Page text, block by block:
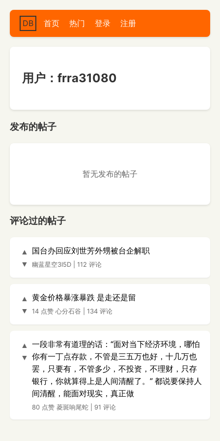
DB 首页 热门 登录 注册
用户：frra31080
发布的帖子
暂无发布的帖子
评论过的帖子
▲
▼
国台办回应刘世芳外甥被台企解职
幽蓝星空3I5D 112 评论
▲
▼
黄金价格暴涨暴跌 是走还是留
14 点赞 心分石谷 134 评论
▲
▼
一段非常有道理的话：“面对当下经济环境，哪怕
你有一丁点存款，不管是三五万也好，十几万也
罢，只要有，不管多少，不投资，不理财，只存
银行，你就算得上是人间清醒了。” 都说要保持人
间清醒，能面对现实，真正做
80 点赞 菱斑响尾蛇 91 评论